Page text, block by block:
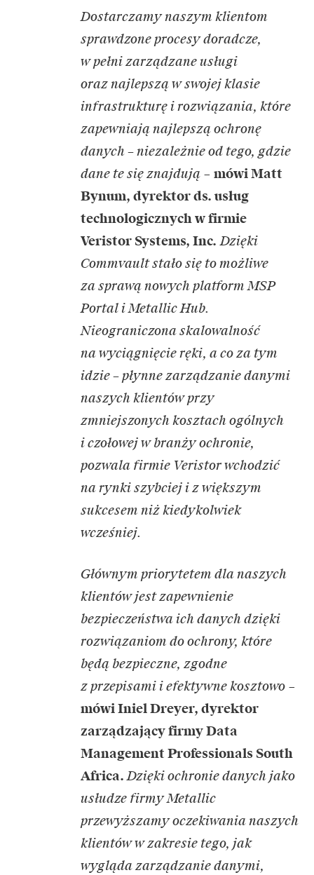
Dostarczamy naszym klientom
sprawdzone procesy doradcze,
w pełni zarządzane usługi
oraz najlepszą w swojej klasie
infrastrukturę i rozwiązania, które
zapewniają najlepszą ochronę
danych – niezależnie od tego, gdzie
dane te się znajdują – mówi Matt
Bynum, dyrektor ds. usług
technologicznych w firmie
Veristor Systems, Inc. Dzięki
Commvault stało się to możliwe
za sprawą nowych platform MSP
Portal i Metallic Hub.
Nieograniczona skalowalność
na wyciągnięcie ręki, a co za tym
idzie – płynne zarządzanie danymi
naszych klientów przy
zmniejszonych kosztach ogólnych
i czołowej w branży ochronie,
pozwala firmie Veristor wchodzić
na rynki szybciej i z większym
sukcesem niż kiedykolwiek
wcześniej.
Głównym priorytetem dla naszych
klientów jest zapewnienie
bezpieczeństwa ich danych dzięki
rozwiązaniom do ochrony, które
będą bezpieczne, zgodne
z przepisami i efektywne kosztowo –
mówi Iniel Dreyer, dyrektor
zarządzający firmy Data
Management Professionals South
Africa.Dzięki ochronie danych jako
usłudze firmy Metallic
przewyższamy oczekiwania naszych
klientów w zakresie tego, jak
wygląda zarządzanie danymi,